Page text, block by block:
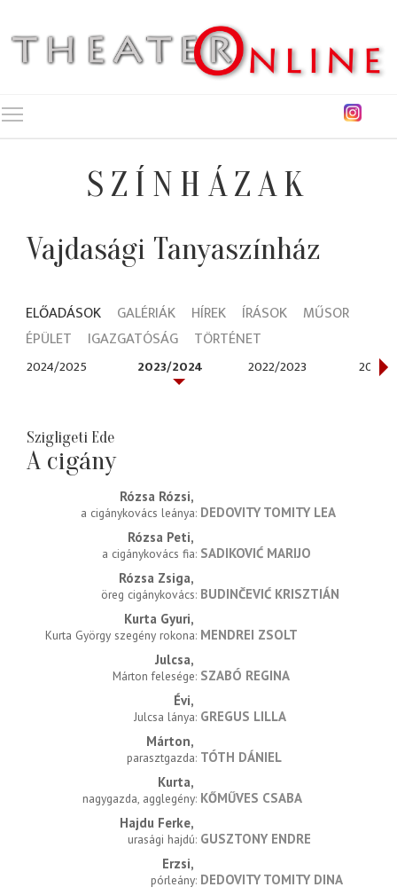
SZÍNHÁZAK
Vajdasági Tanyaszínház
ELŐADÁSOK GALÉRIÁK HÍREK ÍRÁSOK
MŰSOR
ÉPÜLET
IGAZGATÓSÁG TÖRTÉNET
2024/2025 2023/2024 2022/2023 2021/
Szigligeti Ede
A cigány
Rózsa Rózsi
a cigánykovács leánya DEDOVITY TOMITY LEA
Rózsa Peti
a cigánykovács fia SADIKOVIĆ MARIJO
Rózsa Zsiga
öreg cigánykovács BUDINČEVIĆ KRISZTIÁN
Kurta Gyuri
Kurta György szegény rokona MENDREI ZSOLT
Julcsa
Márton felesége SZABÓ REGINA
Évi
Julcsa lánya GREGUS LILLA
Márton
parasztgazda TÓTH DÁNIEL
Kurta
nagygazda, agglegény KŐMŰVES CSABA
Hajdu Ferke
urasági hajdú GUSZTONY ENDRE
Erzsi
pórleány DEDOVITY TOMITY DINA